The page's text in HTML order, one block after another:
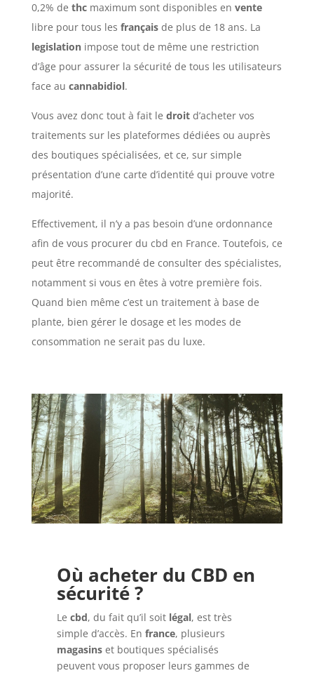
0,2% de thc maximum sont disponibles en vente
libre pour tous les français de plus de 18 ans. La
legislation impose tout de même une restriction
d’âge pour assurer la sécurité de tous les utilisateurs
face au cannabidiol.
Vous avez donc tout à fait le droit d’acheter vos
traitements sur les plateformes dédiées ou auprès
des boutiques spécialisées, et ce, sur simple
présentation d’une carte d’identité qui prouve votre
majorité.
Effectivement, il n’y a pas besoin d’une ordonnance
afin de vous procurer du cbd en France. Toutefois, ce
peut être recommandé de consulter des spécialistes,
notamment si vous en êtes à votre première fois.
Quand bien même c’est un traitement à base de
plante, bien gérer le dosage et les modes de
consommation ne serait pas du luxe.
Où acheter du CBD en
sécurité ?
Le cbd, du fait qu’il soit légal, est très
simple d’accès. En france, plusieurs
magasins et boutiques spécialisés
peuvent vous proposer leurs gammes de